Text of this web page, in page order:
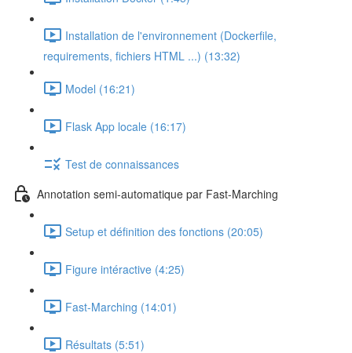
Installation de l'environnement (Dockerfile,
requirements, fichiers HTML ...) (13:32)
Model (16:21)
Flask App locale (16:17)
Test de connaissances
Annotation semi-automatique par Fast-Marching
Setup et définition des fonctions (20:05)
Figure intéractive (4:25)
Fast-Marching (14:01)
Résultats (5:51)